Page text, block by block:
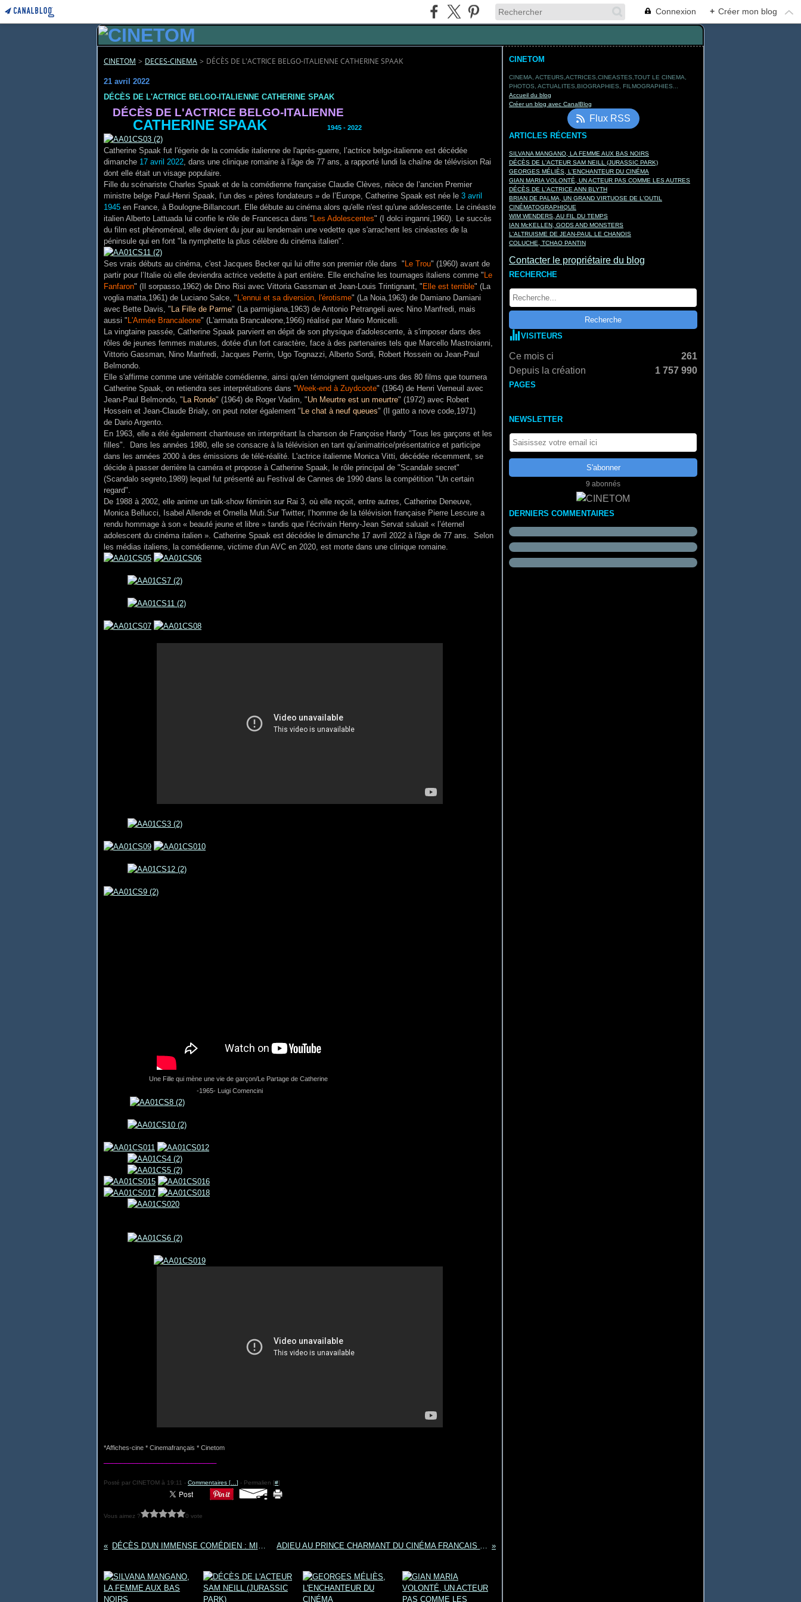
Connexion + Créer mon blog
CINETOM > DECES-CINEMA > DÉCÈS DE L'ACTRICE BELGO-ITALIENNE CATHERINE SPAAK
21 avril 2022
DÉCÈS DE L'ACTRICE BELGO-ITALIENNE CATHERINE SPAAK
DÉCÈS DE L'ACTRICE BELGO-ITALIENNE
CATHERINE SPAAK 1945 - 2022
Catherine Spaak fut l'égerie de la comédie italienne de l'après-guerre, l’actrice belgo-italienne est décédée
dimanche 17 avril 2022, dans une clinique romaine à l’âge de 77 ans, a rapporté lundi la chaîne de télévision Rai
dont elle était un visage populaire.
Fille du scénariste Charles Spaak et de la comédienne française Claudie Clèves, nièce de l’ancien Premier
ministre belge Paul-Henri Spaak, l’un des « pères fondateurs » de l’Europe, Catherine Spaak est née le 3 avril
1945 en France, à Boulogne-Billancourt. Elle débute au cinéma alors qu'elle n'est qu'une adolescente. Le cinéaste
italien Alberto Lattuada lui confie le rôle de Francesca dans " Les Adolescentes" ( I dolci inganni,1960). Le succès
du film est phénoménal, elle devient du jour au lendemain une vedette que s'arrachent les cinéastes de la
péninsule qui en font "la nymphette la plus célèbre du cinéma italien".
Ses vrais débuts au cinéma, c'est Jacques Becker qui lui offre son premier rôle dans " Le Trou" (1960) avant de
partir pour l’Italie où elle deviendra actrice vedette à part entière. Elle enchaîne les tournages italiens comme " Le
Fanfaron" ( Il sorpasso,1962) de Dino Risi avec Vittoria Gassman et Jean-Louis Trintignant, " Elle est terrible" (La
voglia matta,1961) de Luciano Salce, " L'ennui et sa diversion, l'érotisme" (La Noia,1963) de Damiano Damiani
avec Bette Davis, " La Fille de Parme" (La parmigiana,1963) de Antonio Petrangeli avec Nino Manfredi, mais
aussi " L'Armée Brancaleone" (L'armata Brancaleone,1966) réalisé par Mario Monicelli.
La vingtaine passée, Catherine Spaak parvient en dépit de son physique d'adolescente, à s'imposer dans des
rôles de jeunes femmes matures, dotée d'un fort caractère, face à des partenaires tels que Marcello Mastroianni,
Vittorio Gassman, Nino Manfredi, Jacques Perrin, Ugo Tognazzi, Alberto Sordi, Robert Hossein ou Jean-Paul
Belmondo.
Elle s'affirme comme une véritable comédienne, ainsi qu'en témoignent quelques-uns des 80 films que tournera
Catherine Spaak, on retiendra ses interprétations dans "Week-end à Zuydcoote" (1964) de Henri Verneuil avec
Jean-Paul Belmondo, " La Ronde" (1964) de Roger Vadim, "Un Meurtre est un meurtre" (1972) avec Robert
Hossein et Jean-Claude Brialy, on peut noter également " Le chat à neuf queues" ( Il gatto a nove code,1971)
de Dario Argento.
En 1963, elle a été également chanteuse en interprétant la chanson de Françoise Hardy "Tous les garçons et les
filles". Dans les années 1980, elle se consacre à la télévision en tant qu’animatrice/présentatrice et participe
dans les années 2000 à des émissions de télé-réalité. L'actrice italienne Monica Vitti, décédée récemment, se
décide à passer derrière la caméra et propose à Catherine Spaak, le rôle principal de "Scandale secret"
(Scandalo segreto,1989) lequel fut présenté au Festival de Cannes de 1990 dans la compétition "Un certain
regard".
De 1988 à 2002, elle anime un talk-show féminin sur Rai 3, où elle reçoit, entre autres, Catherine Deneuve,
Monica Bellucci, Isabel Allende et Ornella Muti.Sur Twitter, l’homme de la télévision française Pierre Lescure a
rendu hommage à son « beauté jeune et libre » tandis que l’écrivain Henry-Jean Servat saluait « l’éternel
adolescent du cinéma italien ». Catherine Spaak est décédée le dimanche 17 avril 2022 à l'âge de 77 ans. Selon
les médias italiens, la comédienne, victime d'un AVC en 2020, est morte dans une clinique romaine.
Une Fille qui mène une vie de garçon/Le Partage de Catherine
-1965- Luigi Comencini
*Affiches-cine * Cinemafrançais * Cinetom
Posté par CINETOM à 19:11 - Commentaires [ ] - Permalien [#]
Vous aimez ? 0 vote
DÉCÈS D'UN IMMENSE COMÉDIEN : MICHEL BOUQUET ADIEU AU PRINCE CHARMANT DU CINÉMA FRANCAIS : JACQUES PERRIN
CINETOM
CINEMA, ACTEURS,ACTRICES,CINEASTES,TOUT LE CINEMA,
PHOTOS, ACTUALITES,BIOGRAPHIES, FILMOGRAPHIES...
Accueil du blog
Créer un blog avec CanalBlog
Flux RSS
ARTICLES RÉCENTS
SILVANA MANGANO, LA FEMME AUX BAS NOIRS
DÉCÈS DE L'ACTEUR SAM NEILL (JURASSIC PARK)
GEORGES MÉLIÈS, L'ENCHANTEUR DU CINÉMA
GIAN MARIA VOLONTÉ, UN ACTEUR PAS COMME LES AUTRES
DÉCÈS DE L'ACTRICE ANN BLYTH
BRIAN DE PALMA, UN GRAND VIRTUOSE DE L'OUTIL
CINÉMATOGRAPHIQUE
WIM WENDERS, AU FIL DU TEMPS
IAN McKELLEN, GODS AND MONSTERS
L'ALTRUISME DE JEAN-PAUL LE CHANOIS
COLUCHE, TCHAO PANTIN
Contacter le propriétaire du blog
RECHERCHE
VISITEURS
Ce mois ci
261
Depuis la création
1 757 990
PAGES
NEWSLETTER
9 abonnés
DERNIERS COMMENTAIRES